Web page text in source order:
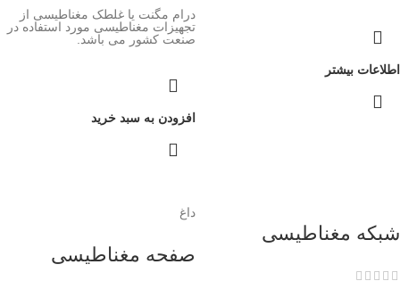
اطلاعات بیشتر
درام مگنت یا غلطک مغناطیسی از
تجهیزات مغناطیسی مورد استفاده در
صنعت کشور می باشد.
افزودن به سبد خرید
شبکه مغناطیسی
داغ
صفحه مغناطیسی